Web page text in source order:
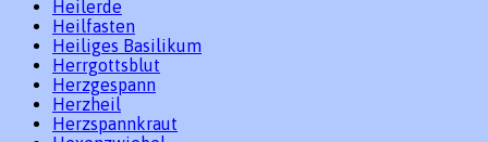
Heilerde
Heilfasten
Heiliges Basilikum
Herrgottsblut
Herzgespann
Herzheil
Herzspannkraut